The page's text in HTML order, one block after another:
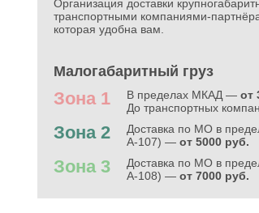
Организация доставки
транспортными компаниями-
которая удобна вам.
Малогабаритный груз
Зона 1 В пределах МКАД — от
До транспортных
Зона 2
Доставка по МО в
А-107) — от 5000 руб.
Зона 3
Доставка по МО в
А-108) — от 7000 руб.